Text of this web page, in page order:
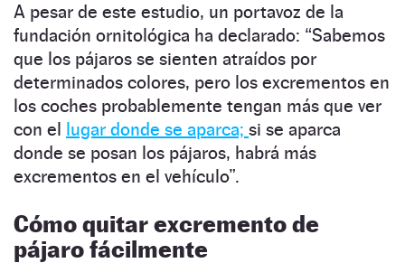
A pesar de este estudio, un portavoz de la
fundación ornitológica ha declarado: “Sabemos
que los pájaros se sienten atraídos por
determinados colores, pero los excrementos en
los coches probablemente tengan más que ver
con el lugar donde se aparca; si se aparca
donde se posan los pájaros, habrá más
excrementos en el vehículo”.
Cómo quitar excremento de
pájaro fácilmente